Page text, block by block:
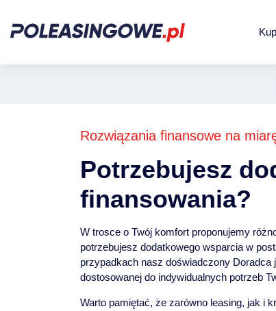
Rozwiązania finansowe na
Potrzebujesz
finansowania?
W trosce o Twój komfort proponujemy
potrzebujesz dodatkowego wsparcia w
przypadkach nasz doświadczony
dostosowanej do indywidualnych potrzeb
Warto pamiętać, że zarówno leasing, jak i